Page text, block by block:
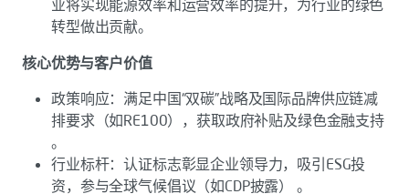
业将实现能源效率和运营效率的提升，为行业的绿色
转型做出贡献。
核心优势与客户价值
政策响应：满足中国“双碳”战略及国际品牌供应链减
排要求（如RE100），获取政府补贴及绿色金融支持
。
行业标杆：认证标志彰显企业领导力，吸引ESG投
资，参与全球气候倡议（如CDP披露） 。